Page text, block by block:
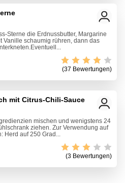
Sterne die Erdnussbutter, Margarine
Vanille schaumig rühren, dann das
(37 Bewertungen)
mit Citrus-Chili-Sauce
mischen und wenigstens 24
ziehen. Zur Verwendung auf
Herd auf 250 Grad...
(3 Bewertungen)